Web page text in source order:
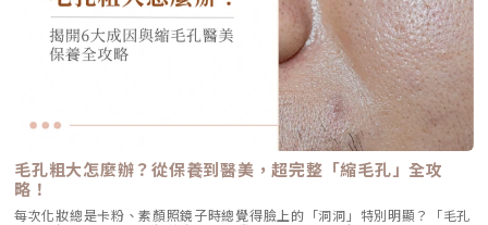
E） 治療當天避免化妝、飲酒 保持作息規律，避免熬夜與重度壓力術後：
24小時內避免按摩施打部位 三天內避免劇烈運動與三溫暖 一週內避免臉部
熱敷與刺激性護膚產品 建議加強保濕、防曬，幫助效果延長璞菲洛副作用
與風險Profhilo屬於非交聯玻尿酸，不含化學交聯劑，生物相容性極佳，副
作用相對少。常見輕微反應包括： 注射處短暫腫脹、微紅 局部輕微瘀青
（數日內可自行消退） 極少數人可能會有輕微搔癢或壓痛感，通常在數天
內緩解※ 選擇合法診所與原廠授權產品，是避免療程風險最關鍵的因素。
為什麼 Profhilo 成為新一代醫美趨勢？隨著醫美觀念的演變，越來越多人
追求自然、柔和的改善效果，不希望臉部看起來僵硬或過度膨脹。Profhilo
與傳統填充型療程最大的不同，在於它獨特的「重建」式作用。Profhilo
並非單純地填補，而是將高濃度玻尿酸均勻分布於肌膚真皮層，從底層刺激
膠原蛋白與彈力蛋白新生，啟動肌膚的自我修復能力，讓效果柔和自然，能
有效降低傳統填充物可能帶來的異物感，也更貼近肌膚自然老化的邏輯。此
外，Profhilo 完美契合了當前醫美市場「微侵入式」與「預防型保養」的
持：條數不是越多越好，精準度才是關鍵。過多的能量可能造成脂肪萎縮
（臉凹），過少則無感。在辰美學，我會根據每一位客人的臉型厚薄、鬆弛
程度，規劃專屬的能量地圖。以下是 2026 年我常用的建議處方： 施作區
更好的「精緻度」，我常會建議在音波拉提後，搭配再生針（瑞德喜）進行
外輪廓的固定，或是以「混合式填充」補足流失的骨架支撐。這種「由內拉
提、由外固定」的複合思維，才是現代抗老的趨勢。五、 2026 醫美行情與
避坑建議當妳搜尋「美國音波二代價格」時，會發現市場行情落差很大。身
為醫師，我必須提醒大家，費用背後包含的是原廠探頭成本、儀器維護、以
及最重要的「醫師的技術與判讀經驗」。 認明原廠授權：施打前請掃描儀
器與探頭 QR Code，確保非水貨或非法翻新探頭。 選擇認證醫師：音波拉
提需要精準的解剖學知識，只有受過原廠培訓的醫師，才能在「安全邊界
反應，導致紅腫、化膿，形成嚴重的囊腫型或膿皰型痘痘。在這四個環節
中，「皮脂分泌過盛」是啟動後續一連串災難的開關。傳統的治療方式，如
抗生素主要針對殺菌；外用酸類主要針對去角質。唯有口服 A 酸能夠有效抑
制皮脂腺分泌，這也是為什麼口服 A 酸過去被視為治療嚴重痘痘的終極武
器。然而，口服 A 酸伴隨著全身性的副作用。而 AviClear 戰痘雷射的誕
生，就是為了一次解決這個痛點：我們能不能在不吃藥的情況下，精準且長
效地控制皮脂腺？什麼是 AviClear 戰痘雷射？解密 1726nm 的物理奇蹟
AviClear 戰痘雷射是一台利用特定波長光能來治療痤瘡的醫療儀器。它的核
心技術在於突破性的1726nm 波長雷射。1. 為什麼是 1726nm 波長？「專
吃油脂」的標靶治療在雷射醫學中，不同的波長會被不同的目標物（如黑色
素、血紅素、水分）吸收。1726nm 這個波長非常特殊，它在人體組織
中，被皮脂（油脂）吸收的效率，大約是被水分吸收的 2 倍。當 AviClear
的雷射光束打入真皮層時，能量會精準地被富含油脂的「皮脂腺」大量吸
收，進而產生熱能。這些熱能會破壞過度活躍的皮脂腺細胞，變得萎縮、分
泌量大幅下降。當沒有過多的油脂，毛孔就不易堵塞，痤瘡桿菌也失去了生
毛孔粗大怎麼辦？從保養到醫美，超完整「縮毛孔」全攻
略！
每次化妝總是卡粉、素顏照鏡子時總覺得臉上的「洞洞」特別明顯？「毛孔